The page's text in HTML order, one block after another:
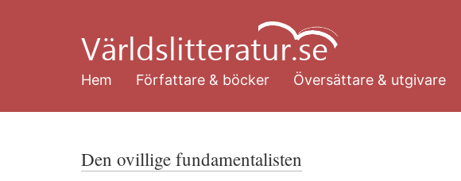
huvudinnehåll
Hem
Författare & böcker Översättare & utgivare
Den ovillige fundamentalisten